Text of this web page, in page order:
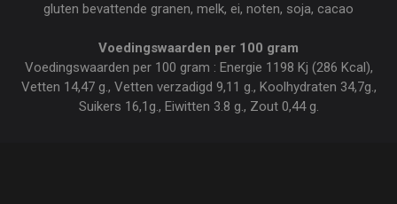
gluten bevattende granen, melk, ei, noten, soja, cacao
Voedingswaarden per 100 gram
Voedingswaarden per 100 gram : Energie 1198 Kj (286 Kcal),
Vetten 14,47 g., Vetten verzadigd 9,11 g., Koolhydraten 34,7g.,
Suikers 16,1g., Eiwitten 3.8 g., Zout 0,44 g.